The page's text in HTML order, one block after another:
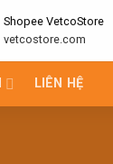
Shopee VetcoStore
vetcostore.com
LIÊN HỆ